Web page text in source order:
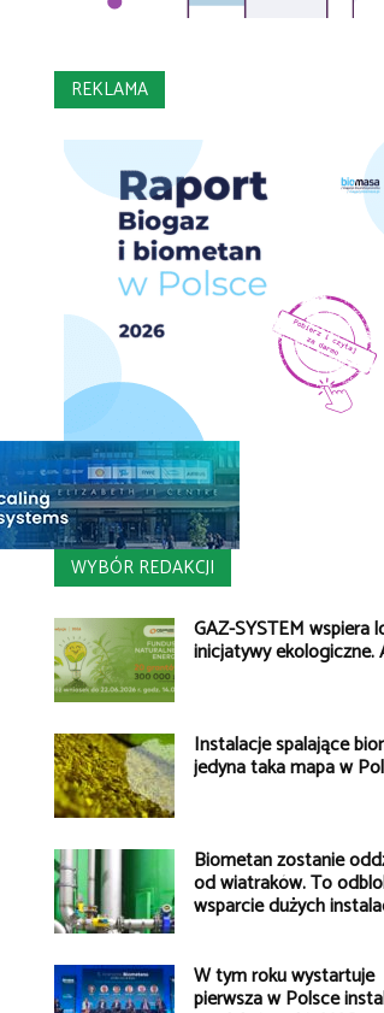
REKLAMA
WYBÓR REDAKCJI
GAZ-SYSTEM wspiera
inicjatywy ekologiczne.
Instalacje spalające
jedyna taka mapa w
Biometan zostanie
od wiatraków. To
wsparcie dużych
W tym roku wystartuje
pierwsza w Polsce